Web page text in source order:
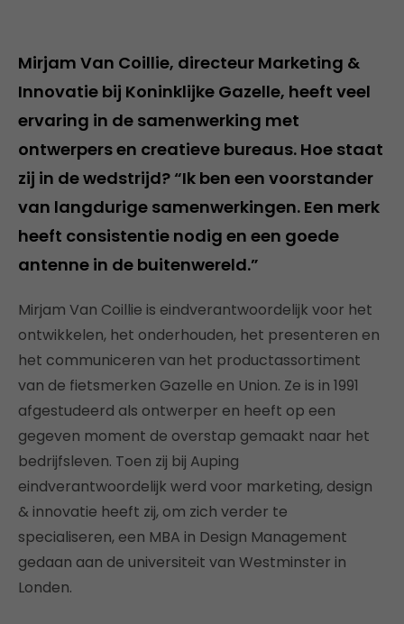
Mirjam Van Coillie, directeur Marketing &
Innovatie bij Koninklijke Gazelle, heeft veel
ervaring in de samenwerking met
ontwerpers en creatieve bureaus. Hoe staat
zij in de wedstrijd? “Ik ben een voorstander
van langdurige samenwerkingen. Een merk
heeft consistentie nodig en een goede
antenne in de buitenwereld.”
Mirjam Van Coillie is eindverantwoordelijk voor het
ontwikkelen, het onderhouden, het presenteren en
het communiceren van het productassortiment
van de fietsmerken Gazelle en Union. Ze is in 1991
afgestudeerd als ontwerper en heeft op een
gegeven moment de overstap gemaakt naar het
bedrijfsleven. Toen zij bij Auping
eindverantwoordelijk werd voor marketing, design
& innovatie heeft zij, om zich verder te
specialiseren, een MBA in Design Management
gedaan aan de universiteit van Westminster in
Londen.